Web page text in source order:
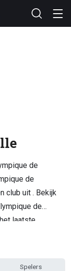
de
de
club uit . Bekijk
de
laatste
Spelers